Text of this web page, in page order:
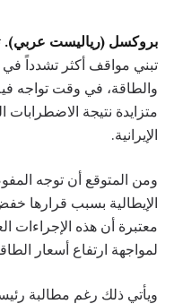
بروكسل (رياليست عربي).
تبني مواقف أكثر تشدداً في
والطاقة، في وقت تواجه
متزايدة نتيجة الاضطرابات
الإيرانية.
ومن المتوقع أن توجه
الإيطالية بسبب قرارها
معتبرة أن هذه الإجراءات
لمواجهة ارتفاع أسعار
ويأتي ذلك رغم مطالبة